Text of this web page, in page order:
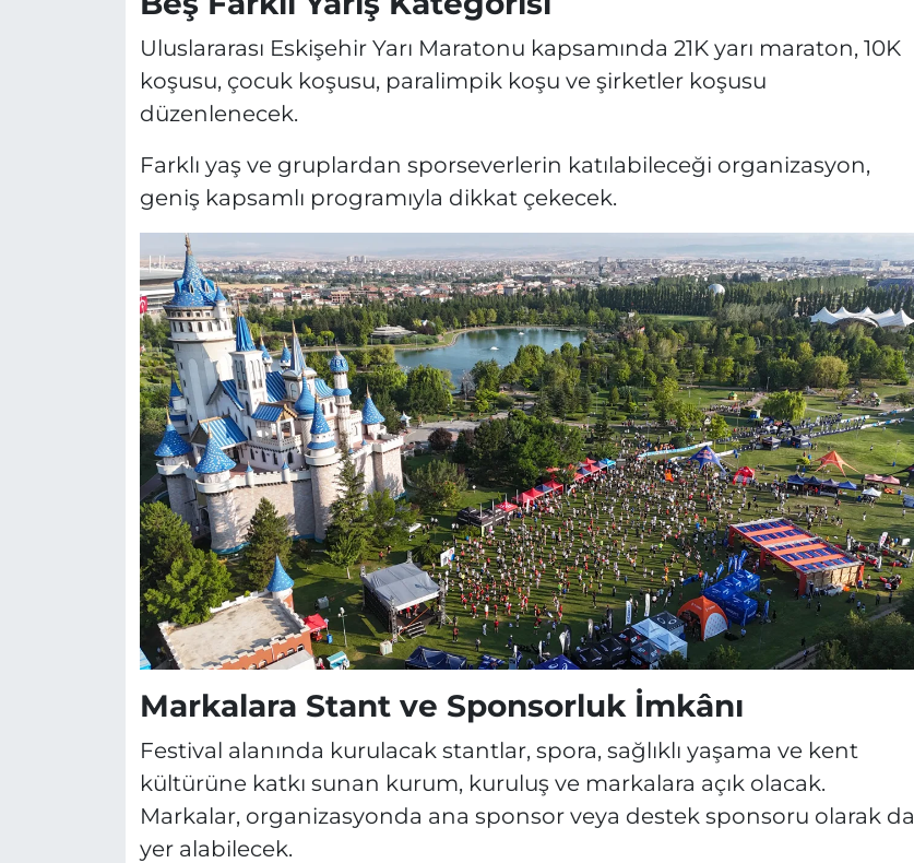
Uluslararası Eskişehir Yarı Maratonu kapsamında 21K yarı maraton, 10K
koşusu, çocuk koşusu, paralimpik koşu ve şirketler koşusu
düzenlenecek.
Farklı yaş ve gruplardan sporseverlerin katılabileceği organizasyon,
geniş kapsamlı programıyla dikkat çekecek.
Markalara Stant ve Sponsorluk İmkânı
Festival alanında kurulacak stantlar, spora, sağlıklı yaşama ve kent
kültürüne katkı sunan kurum, kuruluş ve markalara açık olacak.
Markalar, organizasyonda ana sponsor veya destek sponsoru olarak da
yer alabilecek.